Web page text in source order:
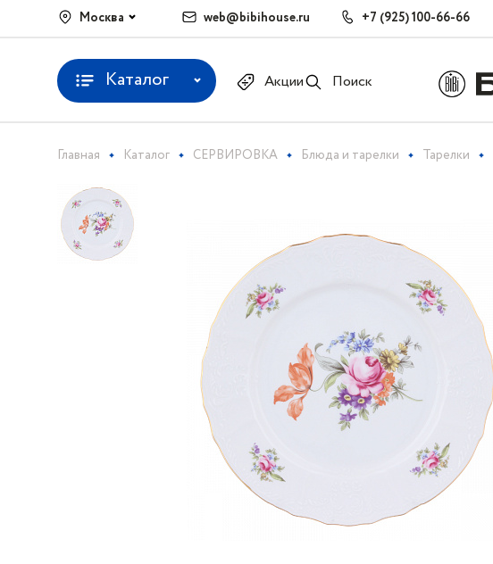
Москва web@bibihouse.ru +7 (925) 100-66-66
Каталог Акции Поиск
Главная Каталог СЕРВИРОВКА Блюда и тарелки Тарелки